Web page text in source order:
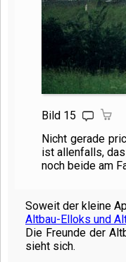
Bild 15
Nicht gerade
ist allenfalls,
noch beide am
Soweit der kleine
Altbau-Elloks und
Die Freunde der
sieht sich.